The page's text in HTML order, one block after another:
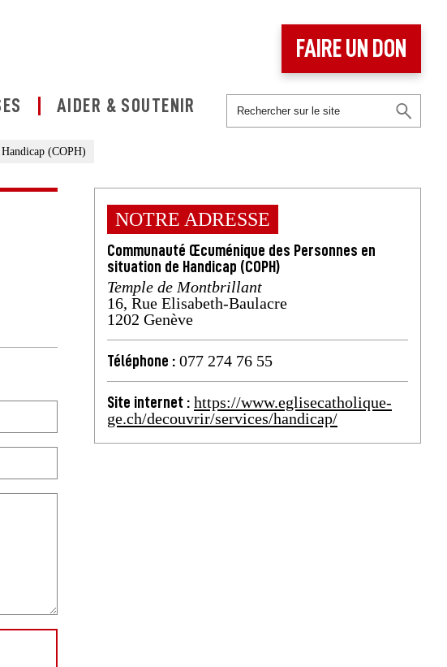
AIDER & SOUTENIR
FAIRE UN DON
(COPH)
NOTRE ADRESSE
Communauté Œcuménique des Personnes en
situation de Handicap (COPH)
Temple de Montbrillant
16, Rue Elisabeth-Baulacre
1202 Genève
Téléphone : 077 274 76 55
Site internet : https://www.eglisecatholique-
ge.ch/decouvrir/services/handicap/